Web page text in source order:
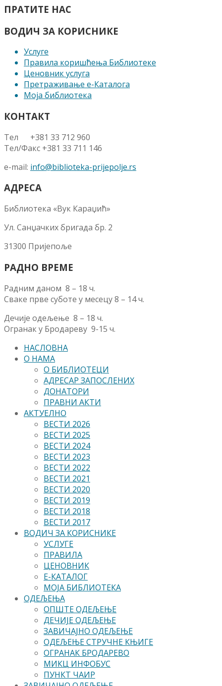
ПРАТИТЕ НАС
ВОДИЧ ЗА КОРИСНИКЕ
Услуге
Правила коришћења Библиотеке
Ценовник услуга
Претраживање е-Каталога
Моја библиотека
КОНТАКТ
Тел +381 33 712 960
Тел/Факс +381 33 711 146
e-mail: info@biblioteka-prijepolje.rs
АДРЕСА
Библиотека «Вук Караџић»
Ул. Санџачких бригада бр. 2
31300 Пријепоље
РАДНО ВРЕМЕ
Радним даном 8 – 18 ч.
Сваке прве суботе у месецу 8 – 14 ч.
Дечије одељење 8 – 18 ч.
Огранак у Бродареву 9-15 ч.
НАСЛОВНА
О НАМА
О БИБЛИОТЕЦИ
АДРЕСАР ЗАПОСЛЕНИХ
ДОНАТОРИ
ПРАВНИ АКТИ
АКТУЕЛНО
ВЕСТИ 2026
ВЕСТИ 2025
ВЕСТИ 2024
ВЕСТИ 2023
ВЕСТИ 2022
ВЕСТИ 2021
ВЕСТИ 2020
ВЕСТИ 2019
ВЕСТИ 2018
ВЕСТИ 2017
ВОДИЧ ЗА КОРИСНИКЕ
УСЛУГЕ
ПРАВИЛА
ЦЕНОВНИК
Е-КАТАЛОГ
МОЈА БИБЛИОТЕКА
ОДЕЉЕЊА
ОПШТЕ ОДЕЉЕЊЕ
ДЕЧИЈЕ ОДЕЉЕЊЕ
ЗАВИЧАЈНО ОДЕЉЕЊЕ
ОДЕЉЕЊЕ СТРУЧНЕ КЊИГЕ
ОГРАНАК БРОДАРЕВО
МИКЦ ИНФОБУС
ПУНКТ ЧАИР